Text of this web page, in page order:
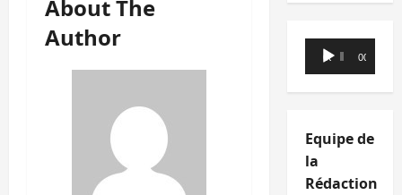
About The
Author
Lecteur
audio
00:00 00:00
Equipe de
la
Rédaction